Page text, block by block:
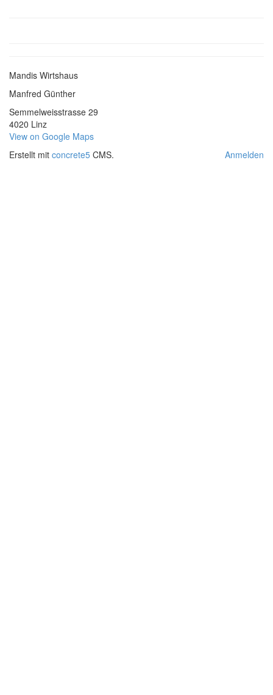
Mandis Wirtshaus
Manfred Günther
Semmelweisstrasse 29
4020 Linz
View on Google Maps
Erstellt mit concrete5 CMS. Anmelden